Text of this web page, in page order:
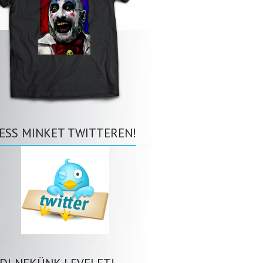
MINKET TWITTEREN!